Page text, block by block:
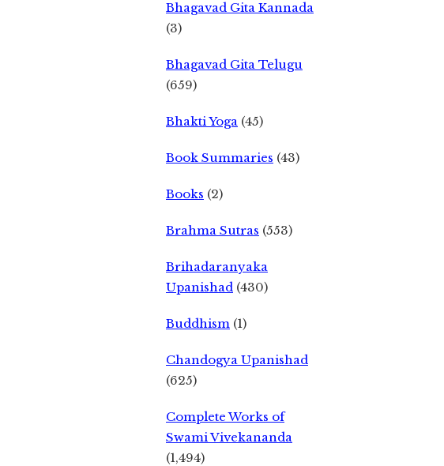
Bhagavad Gita Kannada
(3)
Bhagavad Gita Telugu
(659)
Bhakti Yoga (45)
Book Summaries (43)
Books (2)
Brahma Sutras (553)
Brihadaranyaka
Upanishad (430)
Buddhism (1)
Chandogya Upanishad
(625)
Complete Works of
Swami Vivekananda
(1,494)